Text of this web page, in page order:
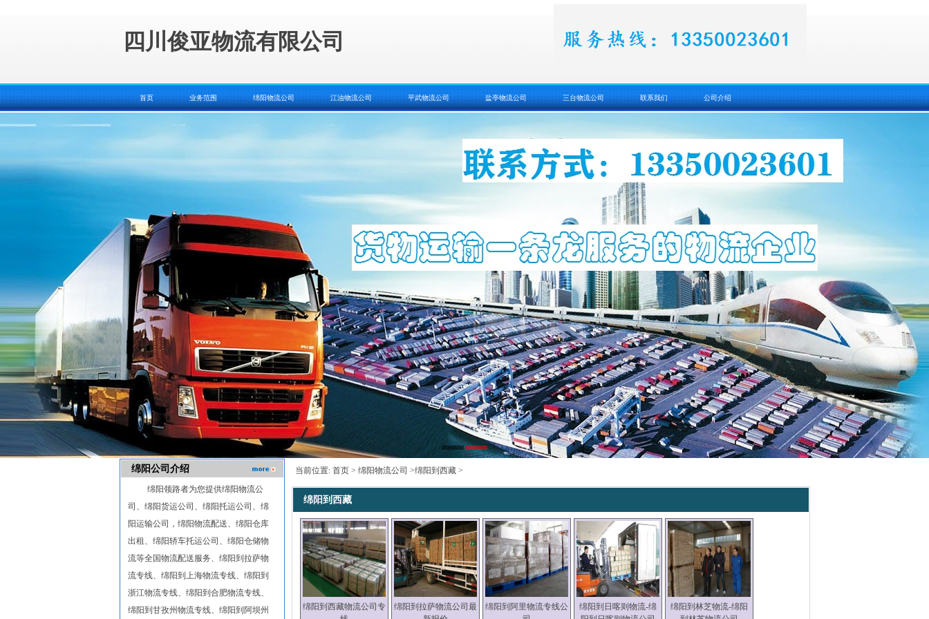
四川俊亚物流有限公司
首页 业务范围 绵阳物流公司 江油物流公司 平武物流公司 盐亭物流公司 三台物流公司 联系我们 公司介绍
绵阳公司介绍
绵阳领路者为您提供绵阳物流公
司、绵阳货运公司、绵阳托运公司、绵
阳运输公司，绵阳物流配送、绵阳仓库
出租、绵阳轿车托运公司、绵阳仓储物
流等全国物流配送服务、绵阳到拉萨物
流专线、绵阳到上海物流专线、绵阳到
浙江物流专线、绵阳到合肥物流专线、
绵阳到甘孜州物流专线、绵阳到阿坝州
当前位置: 首页> 绵阳物流公司 >绵阳到西藏>
绵阳到西藏
绵阳到西藏物流公司专
绵阳到拉萨物流公司最
绵阳到阿里物流专线公
绵阳到日喀则物流-绵
绵阳到林芝物流-绵阳